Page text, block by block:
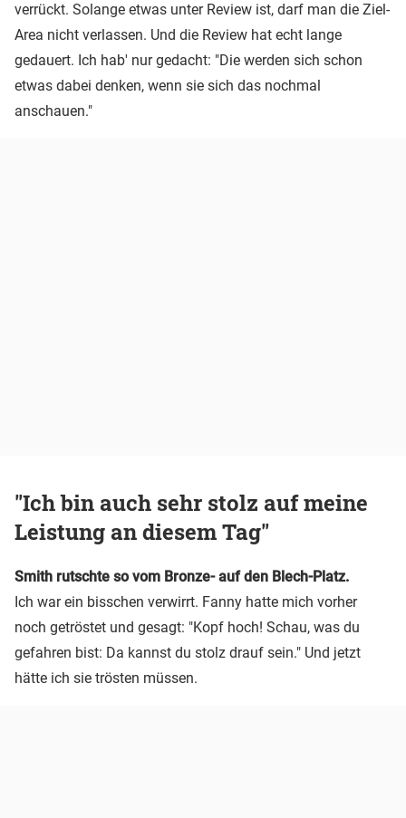
verrückt. Solange etwas unter Review ist, darf man die Ziel-
Area nicht verlassen. Und die Review hat echt lange
gedauert. Ich hab' nur gedacht: "Die werden sich schon
etwas dabei denken, wenn sie sich das nochmal
anschauen."
"Ich bin auch sehr stolz auf meine
Leistung an diesem Tag"
Smith rutschte so vom Bronze- auf den Blech-Platz.
Ich war ein bisschen verwirrt. Fanny hatte mich vorher
noch getröstet und gesagt: "Kopf hoch! Schau, was du
gefahren bist: Da kannst du stolz drauf sein." Und jetzt
hätte ich sie trösten müssen.